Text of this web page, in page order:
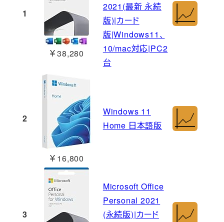
1
￥38,280
2021(最新 永続
版)|カード
版|Windows11、
10/mac対応|PC2
台
2
￥16,800
Windows 11
Home 日本語版
3
Microsoft Office
Personal 2021
(永続版)|カード